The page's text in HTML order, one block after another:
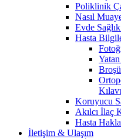
Poliklinik
Nasıl
Evde
Hasta
Koruyucu
Akılcı İlaç
Hasta
İletişim & Ulaşım